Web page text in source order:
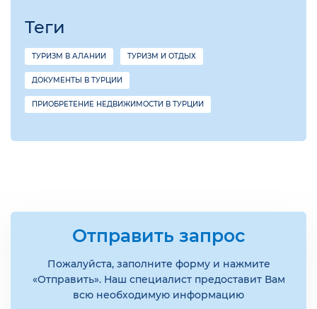
Теги
ТУРИЗМ В АЛАНИИ ТУРИЗМ И ОТДЫХ
ДОКУМЕНТЫ В ТУРЦИИ
ПРИОБРЕТЕНИЕ НЕДВИЖИМОСТИ В ТУРЦИИ
Отправить запрос
Пожалуйста, заполните форму и нажмите
«Отправить». Наш специалист предоставит Вам
всю необходимую информацию